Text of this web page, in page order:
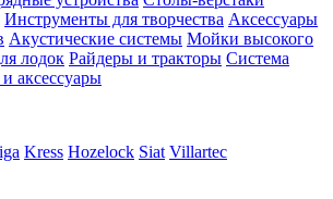
Инструменты для творчества Аксессуары
Акустические системы Мойки высокого
лодок Райдеры и тракторы Система
аксессуары
Kress Hozelock Siat Villartec